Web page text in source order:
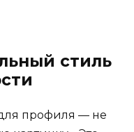
стиль
профиля — не